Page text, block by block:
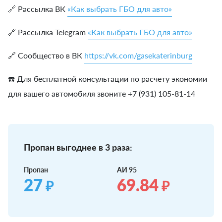
🔗 Рассылка ВК «Как выбрать ГБО для авто»
🔗 Рассылка Telegram «Как выбрать ГБО для авто»
🔗 Сообщество в ВК https://vk.com/gasekaterinburg
☎️ Для бесплатной консультации по расчету экономии
для вашего автомобиля звоните +7 (931) 105-81-14
Пропан выгоднее в 3 раза:
Пропан
27₽
АИ 95
69.84₽